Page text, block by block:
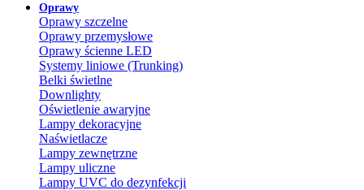
Oprawy
Oprawy szczelne
Oprawy przemysłowe
Oprawy ścienne LED
Systemy liniowe (Trunking)
Belki świetlne
Downlighty
Oświetlenie awaryjne
Lampy dekoracyjne
Naświetlacze
Lampy zewnętrzne
Lampy uliczne
Lampy UVC do dezynfekcji